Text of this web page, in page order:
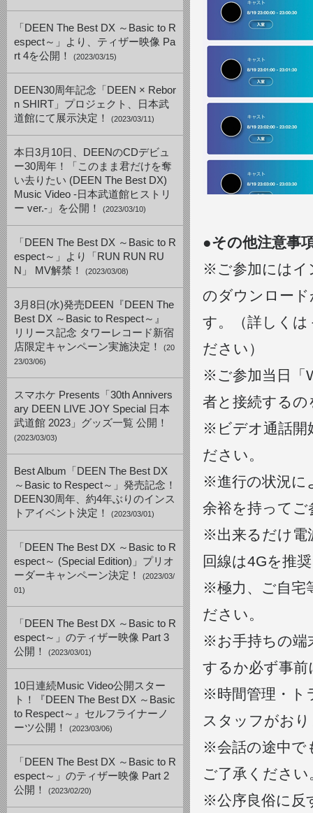
「DEEN The Best DX ～Basic to R
espect～」より、ティザー映像 Pa
rt 4を公開！
(2023/03/15)
DEEN30周年記念「DEEN × Rebor
n SHIRT」プロジェクト、日本武
道館にて展示決定！
(2023/03/11)
本日3月10日、DEENのCDデビュ
ー30周年！「このまま君だけを奪
い去りたい (DEEN The Best DX)
Music Video -日本武道館ヒストリ
ー ver.-」を公開！
(2023/03/10)
「DEEN The Best DX ～Basic to R
espect～」より「RUN RUN RU
N」 MV解禁！
(2023/03/08)
3月8日(水)発売DEEN『DEEN The
Best DX ～Basic to Respect～』
リリース記念 タワーレコード新宿
店限定キャンペーン実施決定！
(20
23/03/06)
スマホケ Presents「30th Annivers
ary DEEN LIVE JOY Special 日本
武道館 2023」グッズ一覧 公開！
(2023/03/03)
Best Album「DEEN The Best DX
～Basic to Respect～」発売記念！
DEEN30周年、約4年ぶりのインス
トアイベント決定！
(2023/03/01)
「DEEN The Best DX ～Basic to R
espect～ (Special Edition)」プリオ
ーダーキャンペーン決定！
(2023/03/
01)
「DEEN The Best DX ～Basic to R
espect～」のティザー映像 Part 3
公開！
(2023/03/01)
10日連続Music Video公開スター
ト！『DEEN The Best DX ～Basic
to Respect～』セルフライナーノ
ーツ公開！
(2023/03/06)
「DEEN The Best DX ～Basic to R
espect～」のティザー映像 Part 2
公開！
(2023/02/20)
●その他注意事
※ご参加にはイ
のダウンロー
す。（詳しく
ださい）
※ご参加当日「
者と接続する
※ビデオ通話開
ださい。
※進行の状況に
余裕を持って
※出来るだけ電
回線は4Gを推
※極力、ご自宅
ださい。
※お手持ちの端
するか必ず事
※時間管理・ト
スタッフがお
※会話の途中で
ご了承ください
※公序良俗に反